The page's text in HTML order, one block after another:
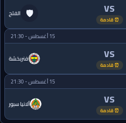
VS
⏰ قادمة
الفتح 🛡
15 أغسطس - 21:30
VS
⏰ قادمة
فنربخشة
15 أغسطس - 21:30
VS
⏰ قادمة
ألانيا سبور